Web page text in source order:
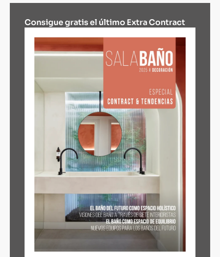
Consigue gratis el último Extra Contract